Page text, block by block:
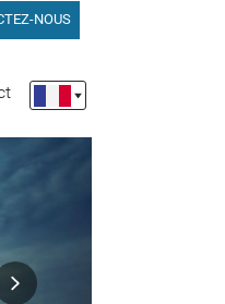
NOUS